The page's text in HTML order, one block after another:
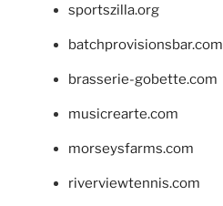
sportszilla.org
batchprovisionsbar.com
brasserie-gobette.com
musicrearte.com
morseysfarms.com
riverviewtennis.com